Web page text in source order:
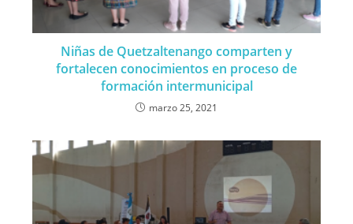
Niñas de Quetzaltenango comparten y
fortalecen conocimientos en proceso de
formación intermunicipal
marzo 25, 2021